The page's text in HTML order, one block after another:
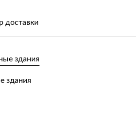
доставки
здания
здания